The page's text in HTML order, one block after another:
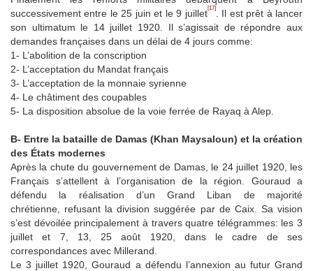
successivement entre le 25 juin et le 9 juillet[17]. Il est prêt à lancer
son ultimatum le 14 juillet 1920. Il s’agissait de répondre aux
demandes françaises dans un délai de 4 jours comme:
1- L’abolition de la conscription
2- L’acceptation du Mandat français
3- L’acceptation de la monnaie syrienne
4- Le châtiment des coupables
5- La disposition absolue de la voie ferrée de Rayaq à Alep.
B- Entre la bataille de Damas (Khan Maysaloun) et la création
des États modernes
Après la chute du gouvernement de Damas, le 24 juillet 1920, les
Français s’attellent à l’organisation de la région. Gouraud a
défendu la réalisation d’un Grand Liban de majorité
chrétienne, refusant la division suggérée par de Caix. Sa vision
s’est dévoilée principalement à travers quatre télégrammes: les 3
juillet et 7, 13, 25 août 1920, dans le cadre de ses
correspondances avec Millerand.
Le 3 juillet 1920, Gouraud a défendu l’annexion au futur Grand